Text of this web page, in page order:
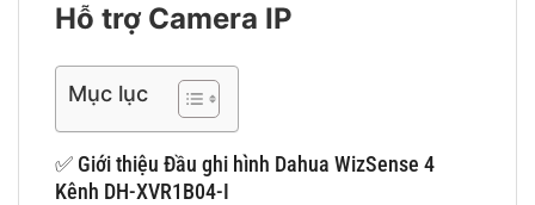
Hỗ trợ Camera IP
Mục lục
✅ Giới thiệu Đầu ghi hình Dahua WizSense 4
Kênh DH-XVR1B04-I